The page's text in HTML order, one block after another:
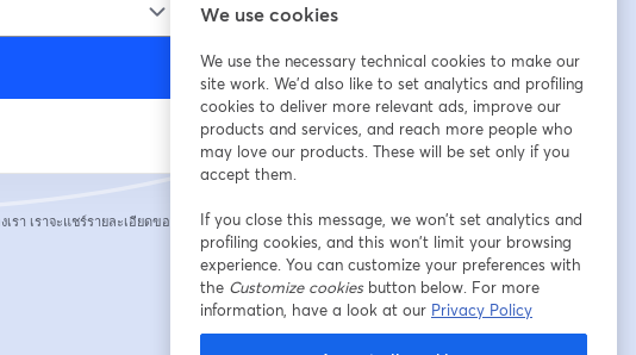
นแท็บใหม่
เรา เราจะแชร์รายละเอียดของคุณกับ
We use cookies
We use the necessary technical cookies to make our
site work. We'd also like to set analytics and profiling
cookies to deliver more relevant ads, improve our
products and services, and reach more people who
may love our products. These will be set only if you
accept them.
If you close this message, we won’t set analytics and
profiling cookies, and this won’t limit your browsing
experience. You can customize your preferences with
the Customize cookiesbutton below. For more
information, have a look at our Privacy Policy